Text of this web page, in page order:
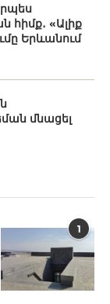
հիմք․ «Ալիք
Երևանում
մնացել
1